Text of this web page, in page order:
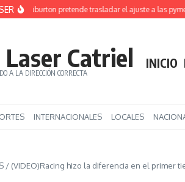
Halliburton pretende trasladar el ajuste a las pymes
Laser Catriel
A LA DIRECCIÓN CORRECTA
INICIO
INTERNACIONALES LOCALES
/ (VIDEO)Racing hizo la diferencia en el primer